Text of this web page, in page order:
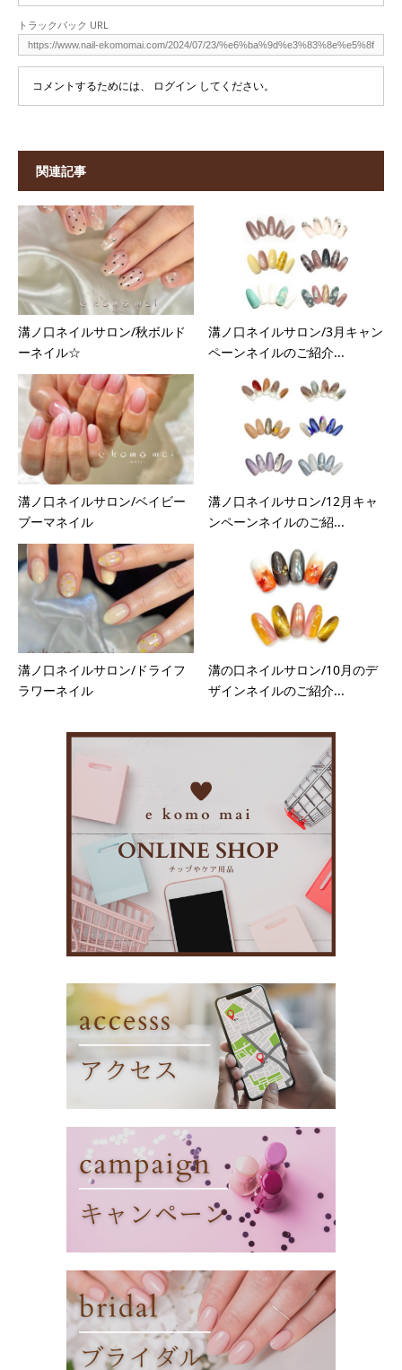
トラックバック URL
コメントするためには、 ログイン してください。
関連記事
溝ノ口ネイルサロン/秋ボルド
ーネイル☆
溝ノ口ネイルサロン/3月キャン
ペーンネイルのご紹介...
溝ノ口ネイルサロン/ベイビー
ブーマネイル
溝ノ口ネイルサロン/12月キャ
ンペーンネイルのご紹...
溝ノ口ネイルサロン/ドライフ
ラワーネイル
溝の口ネイルサロン/10月のデ
ザインネイルのご紹介...